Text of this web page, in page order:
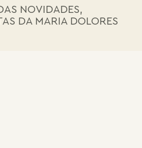
NOVIDADES,
DA MARIA DOLORES